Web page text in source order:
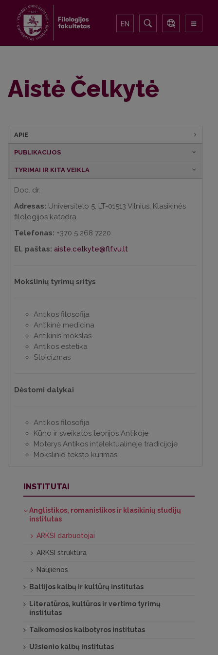
EN
Aistė Čelkytė
APIE
PUBLIKACIJOS
TYRIMAI IR KITA VEIKLA
Doc. dr.
Adresas: Universiteto 5, LT-01513 Vilnius, Klasikinės
filologijos katedra
Telefonas: +370 5 268 7220
El. paštas: aiste.celkyte@flf.vu.lt
Mokslinių tyrimų sritys
Antikos filosofija
Antikinė medicina
Antikinis mokslas
Antikos estetika
Stoicizmas
Dėstomi dalykai
Antikos filosofija
Kūno ir sveikatos teorijos Antikoje
Moterys Antikos intelektualinėje tradicijoje
Mokslinio teksto kūrimas
INSTITUTAI
Anglistikos, romanistikos ir klasikinių studijų
institutas
ARKSI darbuotojai
ARKSI struktūra
Naujienos
Baltijos kalbų ir kultūrų institutas
Literatūros, kultūros ir vertimo tyrimų
institutas
Taikomosios kalbotyros institutas
Užsienio kalbų institutas